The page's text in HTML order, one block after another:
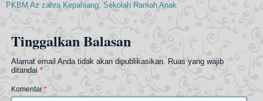
PKBM Az zahra Kepahiang,Sekolah Ramah Anak
Tinggalkan Balasan
Alamat email Anda tidak akan dipublikasikan. Ruas yang wajib
ditandai*
Komentar*